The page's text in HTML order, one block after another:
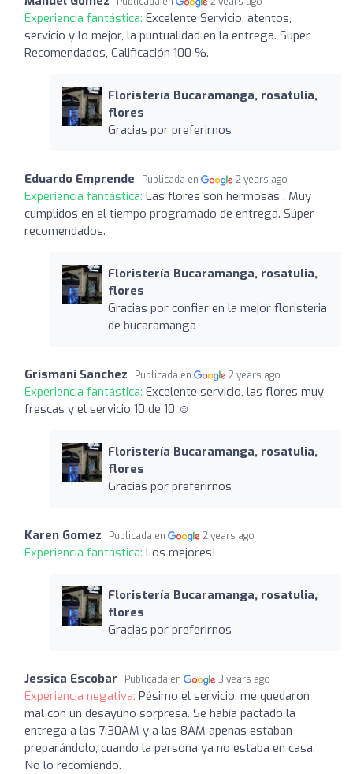
Experiencia fantástica: Excelente Servicio, atentos,
servicio y lo mejor, la puntualidad en la entrega. Super
Recomendados, Calificación 100 %.
Floristería Bucaramanga, rosatulia,
flores
Gracias por preferirnos
Eduardo Emprende Publicada en 2 years ago
Experiencia fantástica: Las flores son hermosas . Muy
cumplidos en el tiempo programado de entrega. Súper
recomendados.
Floristería Bucaramanga, rosatulia,
flores
Gracias por confiar en la mejor floristeria
de bucaramanga
Grismani Sanchez Publicada en 2 years ago
Experiencia fantástica: Excelente servicio, las flores muy
frescas y el servicio 10 de 10 ☺️
Floristería Bucaramanga, rosatulia,
flores
Gracias por preferirnos
Karen Gomez Publicada en 2 years ago
Experiencia fantástica: Los mejores!
Floristería Bucaramanga, rosatulia,
flores
Gracias por preferirnos
Jessica Escobar Publicada en 3 years ago
Experiencia negativa: Pésimo el servicio, me quedaron
mal con un desayuno sorpresa. Se había pactado la
entrega a las 7:30AM y a las 8AM apenas estaban
preparándolo, cuando la persona ya no estaba en casa.
No lo recomiendo.